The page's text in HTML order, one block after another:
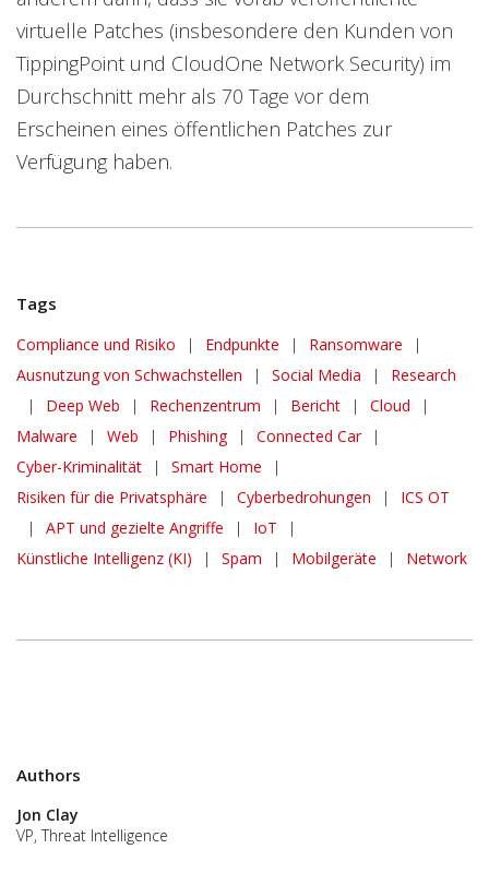
virtuelle Patches (insbesondere den Kunden von
TippingPoint und CloudOne Network Security) im
Durchschnitt mehr als 70 Tage vor dem
Erscheinen eines öffentlichen Patches zur
Verfügung haben.
Tags
Compliance und Risiko | Endpunkte | Ransomware
|
Ausnutzung von Schwachstellen
| Social Media |
Research
|
Deep Web | Rechenzentrum | Bericht | Cloud
|
Malware
| Web | Phishing | Connected Car
|
Cyber-Kriminalität
| Smart Home
|
Risiken für die Privatsphäre
| Cyberbedrohungen |
ICS OT
|
APT und gezielte Angriffe | IoT
|
Künstliche Intelligenz (KI)
| Spam | Mobilgeräte | Network
Authors
Jon Clay
VP, Threat Intelligence